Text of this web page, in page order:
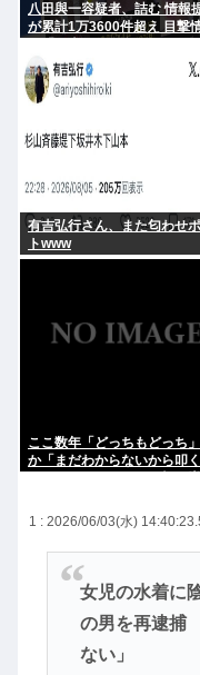
八田與一容疑者、詰む 情報
が累計1万3600件超え 目撃
有吉弘行さん、また匂わせ
トwww
ここ数年「どっちもどっち
か「まだわからないから叩く
`)1 : 2026/06/03(水)
女児の水着に
の男を再逮捕
ない」